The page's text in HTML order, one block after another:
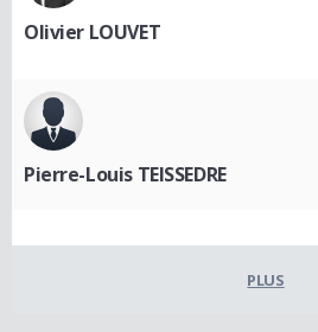
Olivier LOUVET
Pierre-Louis TEISSEDRE
PLUS